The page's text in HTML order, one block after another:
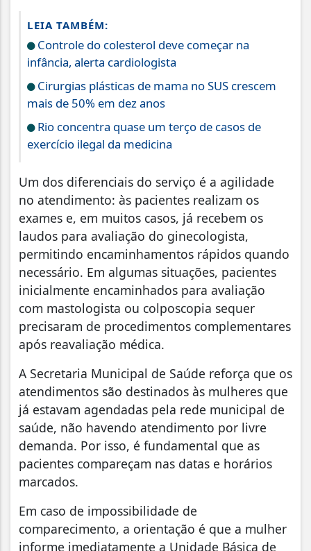
LEIA TAMBÉM:
Controle do colesterol deve começar na
infância, alerta cardiologista
Cirurgias plásticas de mama no SUS crescem
mais de 50% em dez anos
Rio concentra quase um terço de casos de
exercício ilegal da medicina
Um dos diferenciais do serviço é a agilidade
no atendimento: às pacientes realizam os
exames e, em muitos casos, já recebem os
laudos para avaliação do ginecologista,
permitindo encaminhamentos rápidos quando
necessário. Em algumas situações, pacientes
inicialmente encaminhados para avaliação
com mastologista ou colposcopia sequer
precisaram de procedimentos complementares
após reavaliação médica.
A Secretaria Municipal de Saúde reforça que os
atendimentos são destinados às mulheres que
já estavam agendadas pela rede municipal de
saúde, não havendo atendimento por livre
demanda. Por isso, é fundamental que as
pacientes compareçam nas datas e horários
marcados.
Em caso de impossibilidade de
comparecimento, a orientação é que a mulher
informe imediatamente a Unidade Básica de